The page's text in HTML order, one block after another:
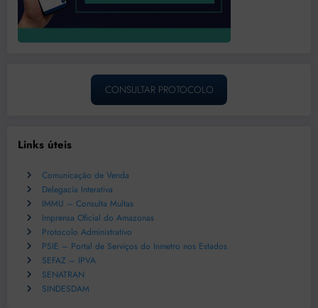
CONSULTAR PROTOCOLO
Links úteis
Comunicação de Venda
Delegacia Interativa
IMMU – Consulta Multas
Imprensa Oficial do Amazonas
Protocolo Administrativo
PSIE – Portal de Serviços do Inmetro nos Estados
SEFAZ – IPVA
SENATRAN
SINDESDAM